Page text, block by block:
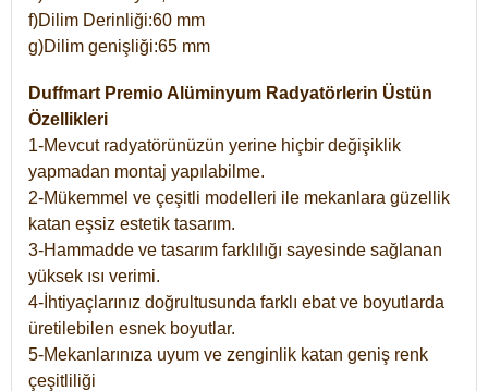
f)Dilim Derinliği:60 mm
g)Dilim genişliği:65 mm
Duffmart Premio Alüminyum Radyatörlerin Üstün
Özellikleri
1-Mevcut radyatörünüzün yerine hiçbir değişiklik
yapmadan montaj yapılabilme.
2-Mükemmel ve çeşitli modelleri ile mekanlara güzellik
katan eşsiz estetik tasarım.
3-Hammadde ve tasarım farklılığı sayesinde sağlanan
yüksek ısı verimi.
4-İhtiyaçlarınız doğrultusunda farklı ebat ve boyutlarda
üretilebilen esnek boyutlar.
5-Mekanlarınıza uyum ve zenginlik katan geniş renk
çeşitliliği